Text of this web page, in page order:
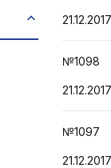
21.12.2017
№1098
21.12.2017
№1097
21.12.2017